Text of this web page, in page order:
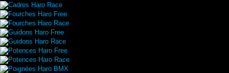
Cadres Haro Race
Fourches Haro Free
Fourches Haro Race
Guidons Haro Free
Guidons Haro Race
Potences Haro Free
Potences Haro Race
Poignées Haro BMX